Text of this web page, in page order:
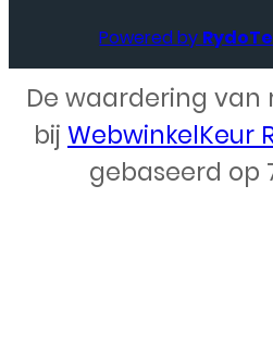
Webdesign – Rydo Telecom
Powered by
De waardering
bij WebwinkelKeur
gebaseerd op